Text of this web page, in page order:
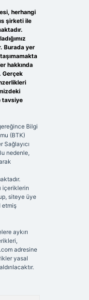
herhangi
şirketi ile
Burada yer
hakkında
Gerçek
tavsiye
Bilgi
(BTK)
Sağlayıcı
nedenle,
içeriklerin
siteye üye
etmiş
aykırı
adresine
yasal